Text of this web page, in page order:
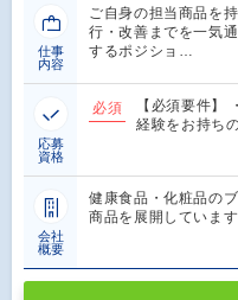
仕事
内容
ご自身の担当商品を
行・改善までを一気
するポジショ…
応募
資格
必須
【必須要件】
経験をお持ち
会社
概要
健康食品・化粧品の
商品を展開していま